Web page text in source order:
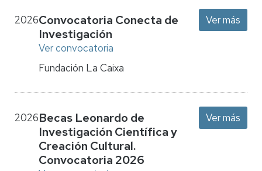
2026Convocatoria Conecta de
Investigación
Ver convocatoria
Fundación La Caixa
Ver más
2026Becas Leonardo de
Investigación Científica y
Creación Cultural.
Convocatoria 2026
Ver más